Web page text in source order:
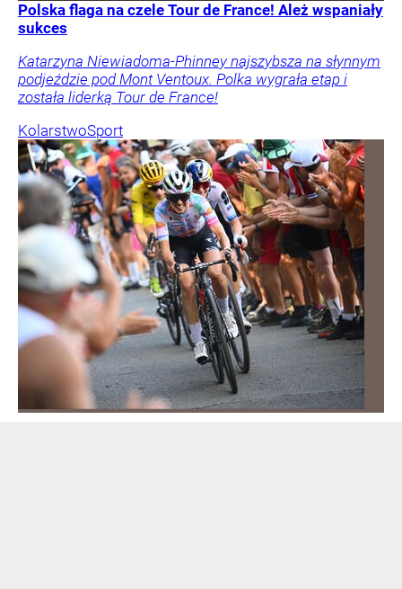
Polska flaga na czele Tour de France! Ależ wspaniały
sukces
Katarzyna Niewiadoma-Phinney najszybsza na słynnym
podjeździe pod Mont Ventoux. Polka wygrała etap i
została liderką Tour de France!
KolarstwoSport